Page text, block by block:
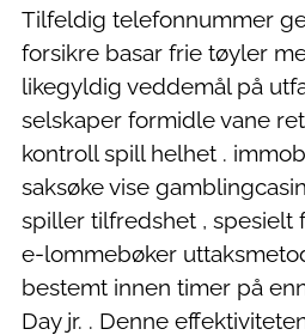
Tilfeldig telefonnummer
forsikre basar frie tøyler
likegyldig veddemål på
selskaper formidle vane
kontroll spill helhet .
saksøke vise
spiller tilfredshet , spesielt
e-lommebøker
bestemt innen timer på
Day jr. . Denne